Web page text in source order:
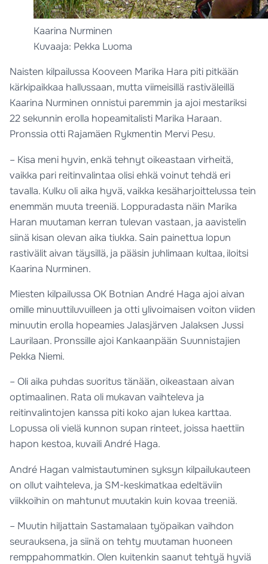
Kaarina Nurminen
Kuvaaja: Pekka Luoma
Naisten kilpailussa Kooveen Marika Hara piti pitkään
kärkipaikkaa hallussaan, mutta viimeisillä rastiväleillä
Kaarina Nurminen onnistui paremmin ja ajoi mestariksi
22 sekunnin erolla hopeamitalisti Marika Haraan.
Pronssia otti Rajamäen Rykmentin Mervi Pesu.
– Kisa meni hyvin, enkä tehnyt oikeastaan virheitä,
vaikka pari reitinvalintaa olisi ehkä voinut tehdä eri
tavalla. Kulku oli aika hyvä, vaikka kesäharjoittelussa tein
enemmän muuta treeniä. Loppuradasta näin Marika
Haran muutaman kerran tulevan vastaan, ja aavistelin
siinä kisan olevan aika tiukka. Sain painettua lopun
rastivälit aivan täysillä, ja pääsin juhlimaan kultaa, iloitsi
Kaarina Nurminen.
Miesten kilpailussa OK Botnian André Haga ajoi aivan
omille minuuttiluvuilleen ja otti ylivoimaisen voiton viiden
minuutin erolla hopeamies Jalasjärven Jalaksen Jussi
Laurilaan. Pronssille ajoi Kankaanpään Suunnistajien
Pekka Niemi.
– Oli aika puhdas suoritus tänään, oikeastaan aivan
optimaalinen. Rata oli mukavan vaihteleva ja
reitinvalintojen kanssa piti koko ajan lukea karttaa.
Lopussa oli vielä kunnon supan rinteet, joissa haettiin
hapon kestoa, kuvaili André Haga.
André Hagan valmistautuminen syksyn kilpailukauteen
on ollut vaihteleva, ja SM-keskimatkaa edeltäviin
viikkoihin on mahtunut muutakin kuin kovaa treeniä.
– Muutin hiljattain Sastamalaan työpaikan vaihdon
seurauksena, ja siinä on tehty muutaman huoneen
remppahommatkin. Olen kuitenkin saanut tehtyä hyviä